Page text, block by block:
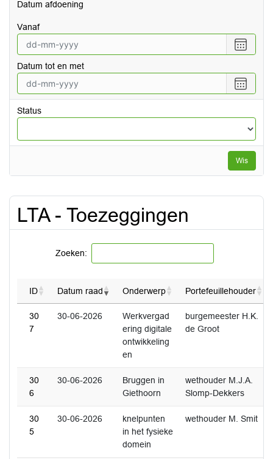
met
Datum afdoening
vanaf
een
vanaf
Datum tot en met
een
tot
en
met
Status
Wis
LTA - Toezeggingen
Zoeken:
ID Datum raad Onderwerp Portefeuillehouder
30
7
30-06-2026
Werkvergad
ering digitale
ontwikkeling
en
burgemeester H.K.
de Groot
30
6
30-06-2026
Bruggen in
Giethoorn
wethouder M.J.A.
Slomp-Dekkers
30
5
30-06-2026
knelpunten
in het fysieke
domein
wethouder M. Smit